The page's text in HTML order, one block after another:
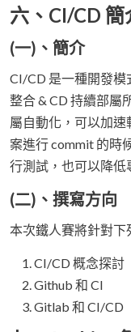
六、CI/CD
(一)、簡介
CI/CD 是一種開發模
整合 & CD 持續部屬
屬自動化，可以加
案進行 commit 的時
行測試，也可以降低
(二)、撰寫方向
本次鐵人賽將針對下
CI/CD 概念探討
Github 和 CI
Gitlab 和 CI/CD